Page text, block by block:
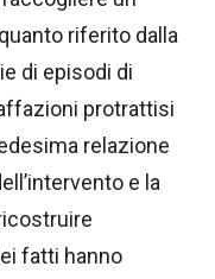
riferito dalla
di episodi di
protrattisi
relazione
e la
fatti hanno